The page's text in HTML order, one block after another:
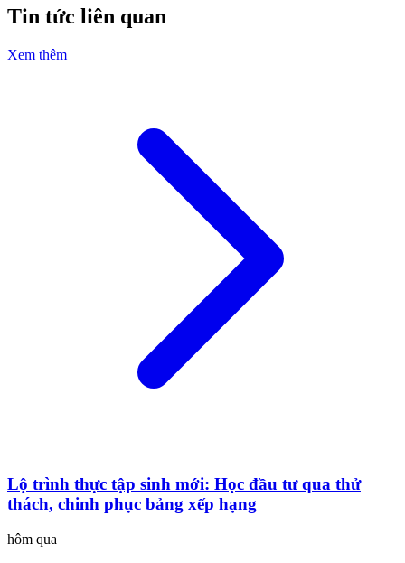
Tin tức liên quan
Xem thêm
Lộ trình thực tập sinh mới: Học đầu tư qua thử
thách, chinh phục bảng xếp hạng
hôm qua